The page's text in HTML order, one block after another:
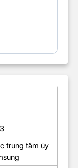
trung tâm ủy